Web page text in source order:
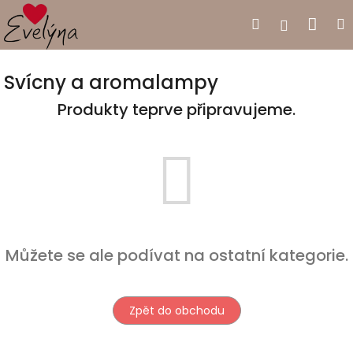
Přejít
na
obsah
Hledat
Svícny a aromalampy
Produkty teprve připravujeme.
Můžete se ale podívat na ostatní kategorie.
Zpět do obchodu